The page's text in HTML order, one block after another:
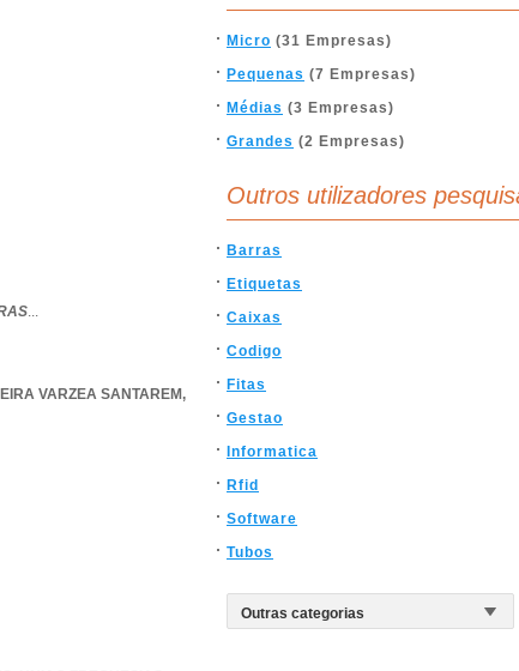
...
VARZEA SANTAREM,
Micro (31 Empresas)
Pequenas (7 Empresas)
Médias (3 Empresas)
Grandes (2 Empresas)
Outros utilizadores
Barras
Etiquetas
Caixas
Codigo
Fitas
Gestao
Informatica
Rfid
Software
Tubos